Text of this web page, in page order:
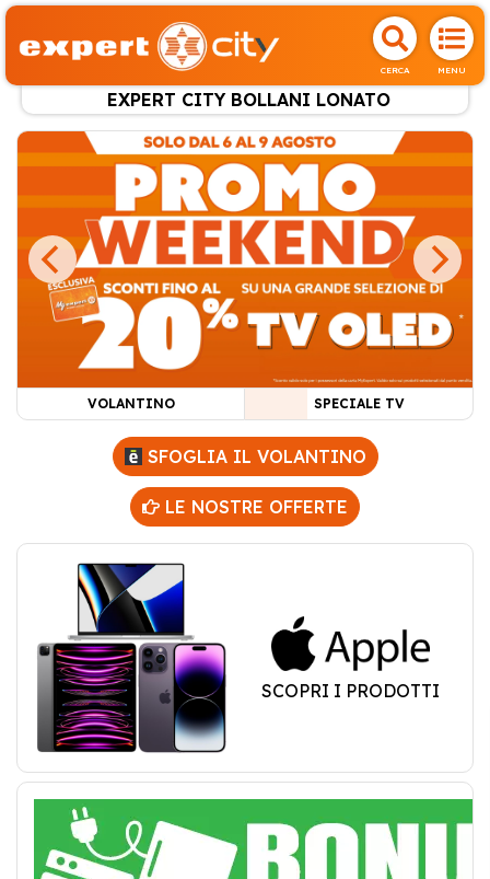
CERCA MENU
EXPERT CITY BOLLANI LONATO
VOLANTINO SPECIALE TV
SFOGLIA IL VOLANTINO
LE NOSTRE OFFERTE
SCOPRI I PRODOTTI